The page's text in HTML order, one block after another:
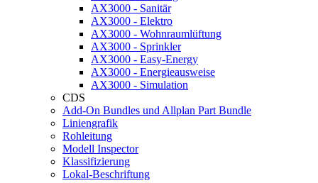
AX3000 - Sanitär
AX3000 - Elektro
AX3000 - Wohnraumlüftung
AX3000 - Sprinkler
AX3000 - Easy-Energy
AX3000 - Energieausweise
AX3000 - Simulation
CDS
Add-On Bundles und Allplan Part Bundle
Liniengrafik
Rohleitung
Modell Inspector
Klassifizierung
Lokal-Beschriftung